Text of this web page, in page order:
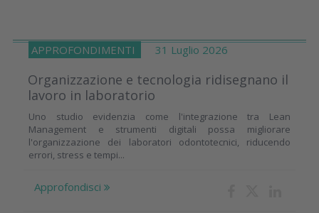
APPROFONDIMENTI 31 Luglio 2026
Organizzazione e tecnologia ridisegnano il
lavoro in laboratorio
Uno studio evidenzia come l'integrazione tra Lean
Management e strumenti digitali possa migliorare
l'organizzazione dei laboratori odontotecnici, riducendo
errori, stress e tempi...
Approfondisci